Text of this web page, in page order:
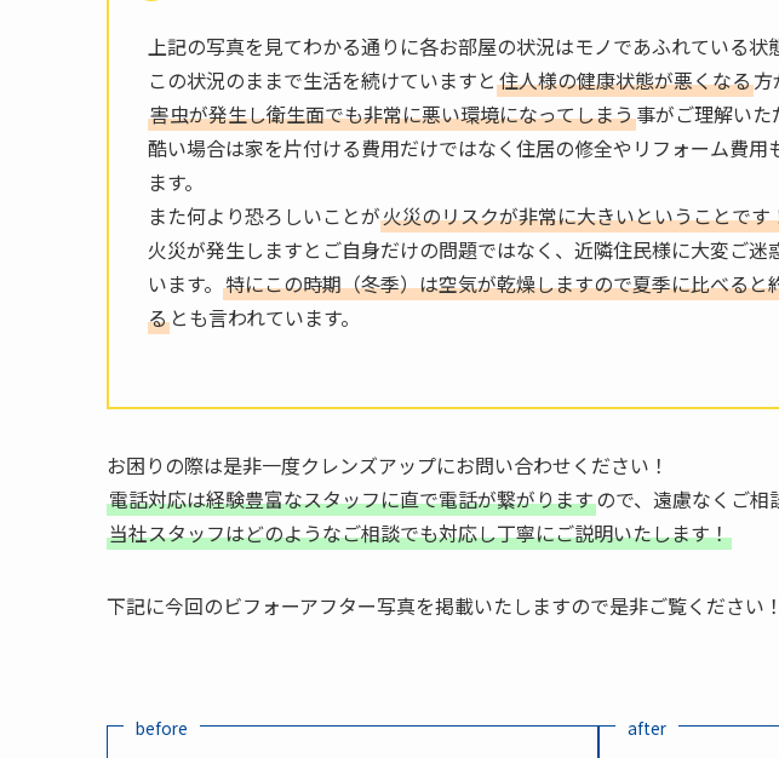
上記の写真を見てわかる通りに各お部屋の状況はモノであふれている状
この状況のままで生活を続けていますと 住人様の健康状態が悪くなる方
害虫が発生し衛生面でも非常に悪い環境になってしまう事がご理解いた
酷い場合は家を片付ける費用だけではなく住居の修全やリフォーム費用
ます。
また何より恐ろしいことが火災のリスクが非常に大きいということです
火災が発生しますとご自身だけの問題ではなく、近隣住民様に大変ご迷
います。 特にこの時期（冬季）は空気が乾燥しますので夏季に比べる
る とも言われています。
お困りの際は是非一度クレンズアップにお問い合わせください！
電話対応は経験豊富なスタッフに直で電話が繋がりますので、遠慮なくご相
当社スタッフはどのようなご相談でも対応し丁寧にご説明いたします！
下記に今回のビフォーアフター写真を掲載いたしますので是非ご覧ください！
before after